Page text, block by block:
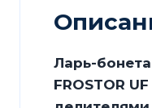
делителями
Ларь-
FROSTOR